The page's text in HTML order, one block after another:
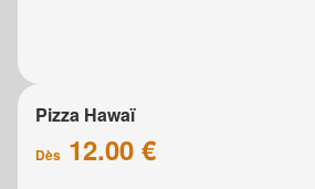
Pizza Hawaï
Dès 12.00 €